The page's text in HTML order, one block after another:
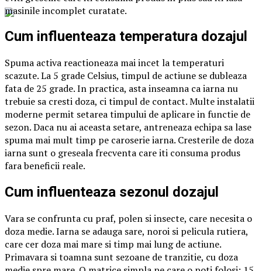
masinile incomplet curatate.
Cum influenteaza temperatura dozajul
Spuma activa reactioneaza mai incet la temperaturi
scazute. La 5 grade Celsius, timpul de actiune se dubleaza
fata de 25 grade. In practica, asta inseamna ca iarna nu
trebuie sa cresti doza, ci timpul de contact. Multe instalatii
moderne permit setarea timpului de aplicare in functie de
sezon. Daca nu ai aceasta setare, antreneaza echipa sa lase
spuma mai mult timp pe caroserie iarna. Cresterile de doza
iarna sunt o greseala frecventa care iti consuma produs
fara beneficii reale.
Cum influenteaza sezonul dozajul
Vara se confrunta cu praf, polen si insecte, care necesita o
doza medie. Iarna se adauga sare, noroi si pelicula rutiera,
care cer doza mai mare si timp mai lung de actiune.
Primavara si toamna sunt sezoane de tranzitie, cu doza